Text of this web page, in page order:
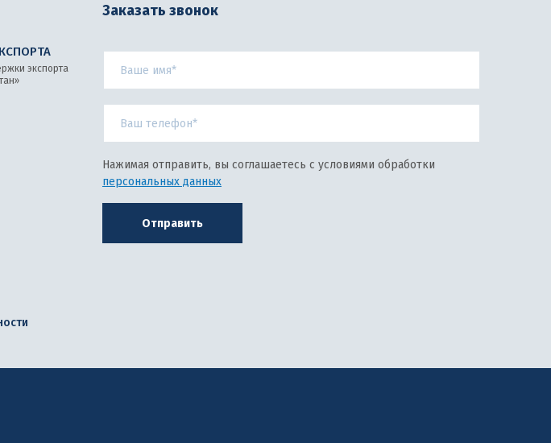
экспорта
Заказать звонок
Нажимая отправить, вы соглашаетесь с условиями обработки
персональных данных
Отправить